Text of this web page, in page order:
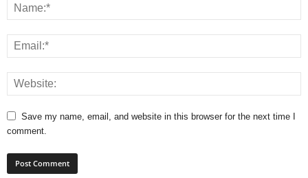
Save my name, email, and website in this browser for the next time I
comment.